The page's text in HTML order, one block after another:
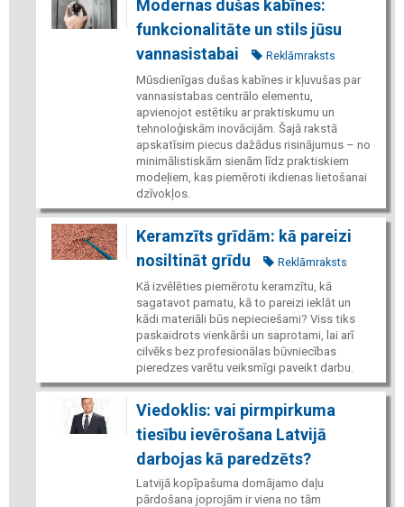
Modernas dušas kabīnes:
funkcionalitāte un stils jūsu
vannasistabai
Reklāmraksts
Mūsdienīgas dušas kabīnes ir kļuvušas par
vannasistabas centrālo elementu,
apvienojot estētiku ar praktiskumu un
tehnoloģiskām inovācijām. Šajā rakstā
apskatīsim piecus dažādus risinājumus – no
minimālistiskām sienām līdz praktiskiem
modeļiem, kas piemēroti ikdienas lietošanai
dzīvokļos.
Keramzīts grīdām: kā pareizi
nosiltināt grīdu
Reklāmraksts
Kā izvēlēties piemērotu keramzītu, kā
sagatavot pamatu, kā to pareizi ieklāt un
kādi materiāli būs nepieciešami? Viss tiks
paskaidrots vienkārši un saprotami, lai arī
cilvēks bez profesionālas būvniecības
pieredzes varētu veiksmīgi paveikt darbu.
Viedoklis: vai pirmpirkuma
tiesību ievērošana Latvijā
darbojas kā paredzēts?
Latvijā kopīpašuma domājamo daļu
pārdošana joprojām ir viena no tām